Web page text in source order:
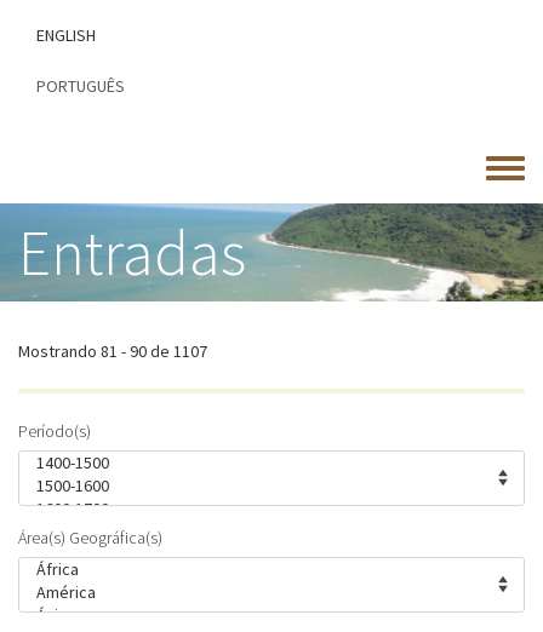
conteúdo
ENGLISH
PORTUGUÊS
Toggle
menu
Entradas
Mostrando 81 - 90 de 1107
Período(s)
Área(s) Geográfica(s)